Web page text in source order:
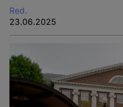
Red.
23.06.2025